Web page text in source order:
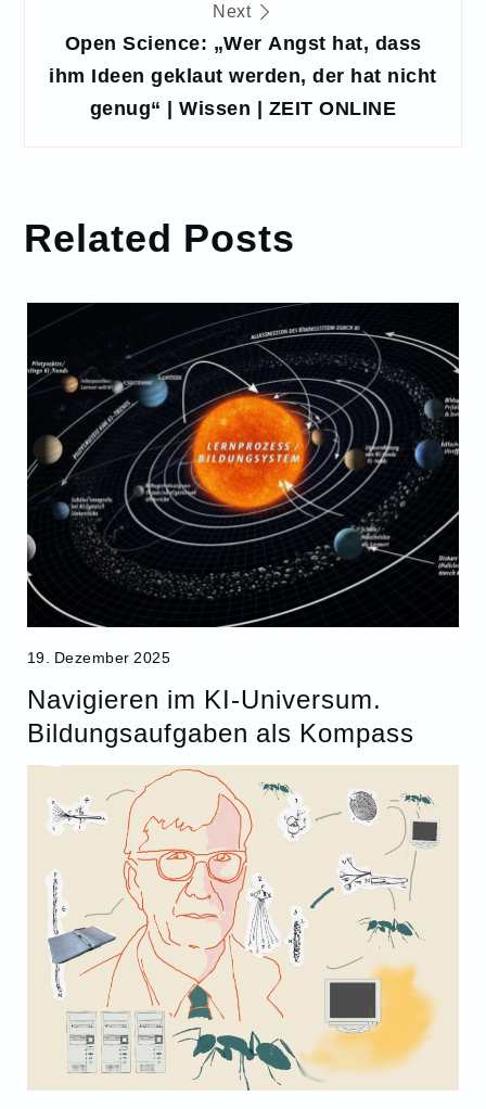
Next
Open Science: „Wer Angst hat, dass
ihm Ideen geklaut werden, der hat nicht
genug“ | Wissen | ZEIT ONLINE
Related Posts
19. Dezember 2025
Navigieren im KI-Universum.
Bildungsaufgaben als Kompass